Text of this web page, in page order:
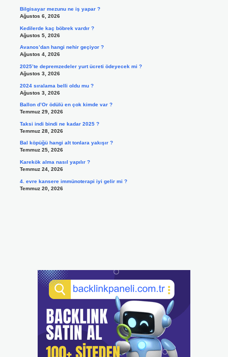
Bilgisayar mezunu ne iş yapar ?
Ağustos 6, 2026
Kedilerde kaç böbrek vardır ?
Ağustos 5, 2026
Avanos’dan hangi nehir geçiyor ?
Ağustos 4, 2026
2025’te depremzedeler yurt ücreti ödeyecek mi ?
Ağustos 3, 2026
2024 sıralama belli oldu mu ?
Ağustos 3, 2026
Ballon d’Or ödülü en çok kimde var ?
Temmuz 29, 2026
Taksi indi bindi ne kadar 2025 ?
Temmuz 28, 2026
Bal köpüğü hangi alt tonlara yakışır ?
Temmuz 25, 2026
Karekök alma nasıl yapılır ?
Temmuz 24, 2026
4. evre kansere immünoterapi iyi gelir mi ?
Temmuz 20, 2026